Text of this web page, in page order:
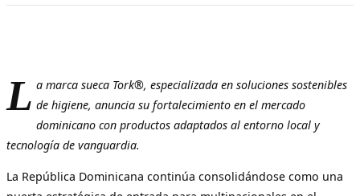
L a marca sueca Tork®, especializada en soluciones sostenibles
de higiene, anuncia su fortalecimiento en el mercado
dominicano con productos adaptados al entorno local y
tecnología de vanguardia.
La República Dominicana continúa consolidándose como una